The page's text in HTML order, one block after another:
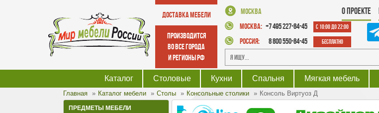
Доставка мебели
производится
во все города
и регионы РФ
Москва
Москва: +7 495 227-84-45 с 10:00 до 22:00
Россия: 8 800 550-84-45 Бесплатно
О проекте
Каталог Столовые Кухни Спальня Мягкая мебель
Главная Каталог мебели Столы Консольные столики Консоль Виртуоз Д
ПРЕДМЕТЫ МЕБЕЛИ